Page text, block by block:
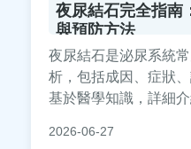
夜尿結石完全指南
與預防方法
夜尿結石是泌尿系統
析，包括成因、症狀
基於醫學知識，詳細
幫助減少夜間起床次
2026-06-27